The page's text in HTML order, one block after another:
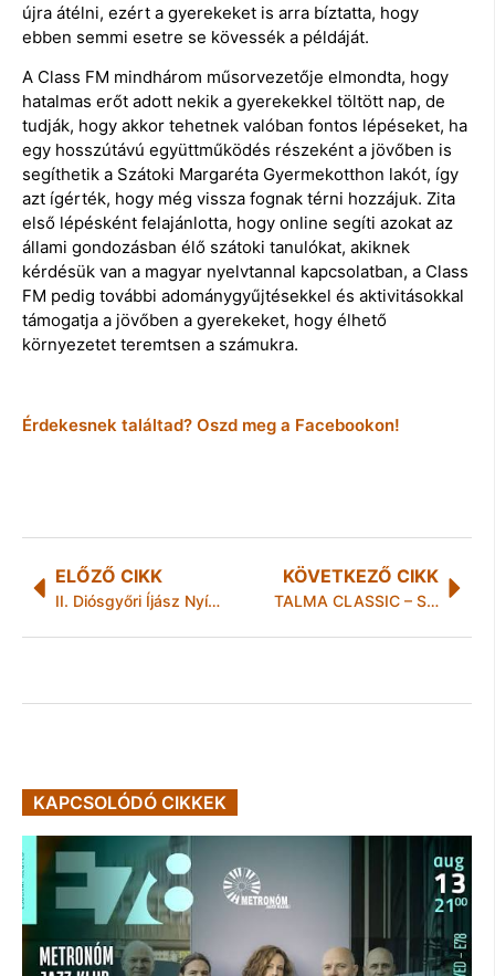
újra átélni, ezért a gyerekeket is arra bíztatta, hogy
ebben semmi esetre se kövessék a példáját.
A Class FM mindhárom műsorvezetője elmondta, hogy
hatalmas erőt adott nekik a gyerekekkel töltött nap, de
tudják, hogy akkor tehetnek valóban fontos lépéseket, ha
egy hosszútávú együttműködés részeként a jövőben is
segíthetik a Szátoki Margaréta Gyermekotthon lakót, így
azt ígérték, hogy még vissza fognak térni hozzájuk. Zita
első lépésként felajánlotta, hogy online segíti azokat az
állami gondozásban élő szátoki tanulókat, akiknek
kérdésük van a magyar nyelvtannal kapcsolatban, a Class
FM pedig további adománygyűjtésekkel és aktivitásokkal
támogatja a jövőben a gyerekeket, hogy élhető
környezetet teremtsen a számukra.
Érdekesnek találtad? Oszd meg a Facebookon!
ELŐZŐ CIKK
II. Diósgyőri Íjász Nyílt Nap
KÖVETKEZŐ CIKK
TALMA CLASSIC – San Marin​ó-i Nagydíj, csütörtökön a Spíler TV műsorán
KAPCSOLÓDÓ CIKKEK